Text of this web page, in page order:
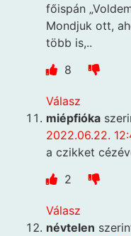
főispán
Mondjuk ott,
több is,..
8
Válasz
miépfióka
2022.06.22.
a czikket
2
Válasz
névtelen